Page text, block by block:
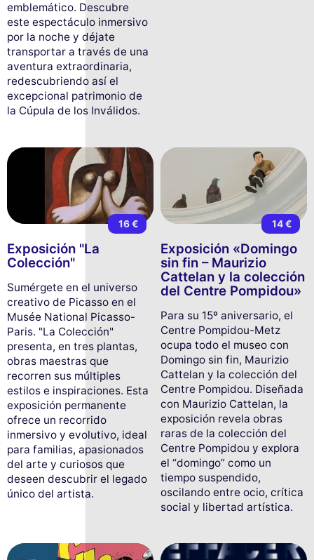
emblemático. Descubre
este espectáculo inmersivo
por la noche y déjate
transportar a través de una
aventura extraordinaria,
redescubriendo así el
excepcional patrimonio de
la Cúpula de los Inválidos.
16 €
Exposición "La
Colección"
Sumérgete en el universo
creativo de Picasso en el
Musée National Picasso-
Paris. "La Colección"
presenta, en tres plantas,
obras maestras que
recorren sus múltiples
estilos e inspiraciones. Esta
exposición permanente
ofrece un recorrido
inmersivo y evolutivo, ideal
para familias, apasionados
del arte y curiosos que
deseen descubrir el legado
único del artista.
14 €
Exposición «Domingo
sin fin – Maurizio
Cattelan y la colección
del Centre Pompidou»
Para su 15º aniversario, el
Centre Pompidou-Metz
ocupa todo el museo con
Domingo sin fin, Maurizio
Cattelan y la colección del
Centre Pompidou. Diseñada
con Maurizio Cattelan, la
exposición revela obras
raras de la colección del
Centre Pompidou y explora
el “domingo” como un
tiempo suspendido,
oscilando entre ocio, crítica
social y libertad artística.